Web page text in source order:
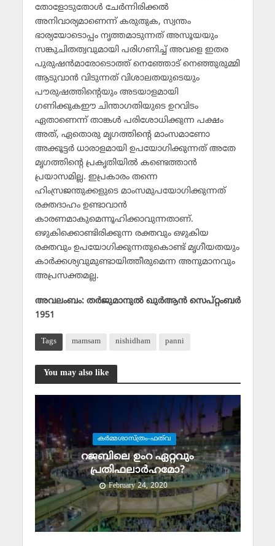
തോളോടുതോള്‍ ചേര്‍ന്നിരിക്കല്‍
അനിവാര്യമാണെന്ന് കരുതുക, സ്വന്തം
ഭാര്യയോടൊപ്പം നൃത്തമാടുന്നത് അസൂയയും
സങ്കുചിതത്വവുമായി പരിഗണിച്ച് അവളെ ഇതര
പുരുഷന്‍മാരോടൊത്ത് നെഞ്ഞോട് നെഞ്ഞുരുമ്മി
ആടുവാന്‍ വിടുന്നത് വിശാലതയുടെയും
പൗരുഷത്തിന്റെയും അടയാളമായി
ഗണിക്കുകഈ ചിന്താഗതിയുടെ ഉറവിടം
ഏതാണെന്ന് താങ്കള്‍ പരിശോധിക്കുന്ന പക്ഷം
അത്, ഏതൊരു മൃഗത്തിന്റെ മാംസമാണോ
അക്കൂട്ടര്‍ ധാരാളമായി ഉപയോഗിക്കുന്നത് അതേ
മൃഗത്തിന്റെ പ്രകൃതിയില്‍ കണ്ടെത്താന്‍
പ്രയാസമില്ല. ഇപ്രകാരം തന്നെ
ഹിംസ്രജന്തുക്കളുടെ മാംസമുപയോഗിക്കുന്നത്
രക്തദാഹം ഉണ്ടാവാന്‍
കാരണമാകുമെന്നൂഹിക്കാവുന്നതാണ്.
ഒഴുകിക്കൊണ്ടിരിക്കുന്ന രക്തവും ഒഴുകിയ
രക്തവും ഉപയോഗിക്കുന്നതുകൊണ്ട് മൃഗീയതയും
കാര്‍ക്കശ്യവുമുണ്ടായിത്തീരുമെന്ന അനുമാനവും
അപ്രസക്തമല്ല.
അവലംബം: തര്‍ജുമാനുല്‍ ഖുര്‍ആന്‍ സെപ്റ്റംബര്‍
1951
Tags mamsam nishidham panni
You may also like
കര്‍മ്മശാസ്ത്രം-ഫത്‌വ
റജബിലെ ഉംറ ഏറ്റവും
പ്രതിഫലാര്‍ഹമോ?
February 24, 2020